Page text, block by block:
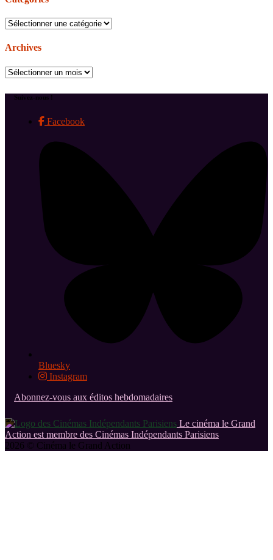
Catégories
Archives
Archives
Suivez-nous !
Facebook
Bluesky
Instagram
Abonnez-vous aux éditos hebdomadaires
Le cinéma le Grand
Action est membre des Cinémas Indépendants Parisiens
2026 © Cinéma le Grand Action